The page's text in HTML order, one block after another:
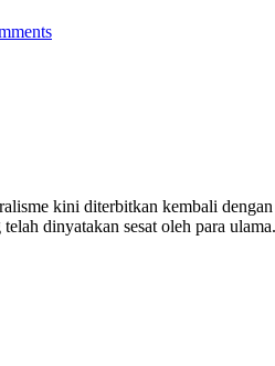
kini diterbitkan kembali
dinyatakan sesat oleh para